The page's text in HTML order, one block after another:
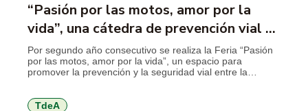
“Pasión por las motos, amor por la
vida”, una cátedra de prevención vial en
el TdeA
Por segundo año consecutivo se realiza la Feria “Pasión
por las motos, amor por la vida”, un espacio para
promover la prevención y la seguridad vial entre la
especial de los motociclistas, es una cátedra que gana
TdeA